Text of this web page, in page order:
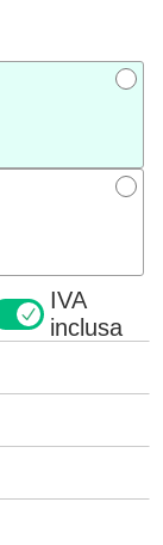
IVA
inclusa